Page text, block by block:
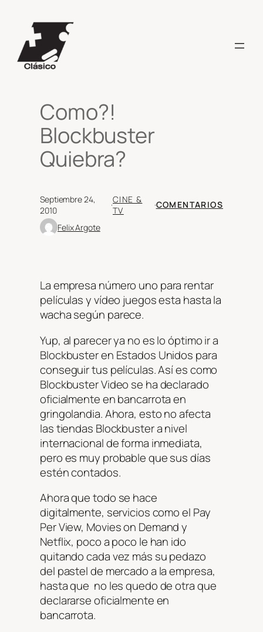
contenido
Como?!
Blockbuster
Quiebra?
Septiembre 24,
2010
·CINE &
TV
·COMENTARIOS
Felix Argote
La empresa número uno para rentar
películas y vídeo juegos esta hasta la
wacha según parece.
Yup, al parecer ya no es lo óptimo ir a
Blockbuster en Estados Unidos para
conseguir tus películas. Así es como
Blockbuster Video se ha declarado
oficialmente en bancarrota en
gringolandia. Ahora, esto no afecta
las tiendas Blockbuster a nivel
internacional de forma inmediata,
pero es muy probable que sus días
estén contados.
Ahora que todo se hace
digitalmente, servicios como el Pay
Per View, Movies on Demand y
Netflix, poco a poco le han ido
quitando cada vez más su pedazo
del pastel de mercado a la empresa,
hasta que no les quedo de otra que
declararse oficialmente en
bancarrota.